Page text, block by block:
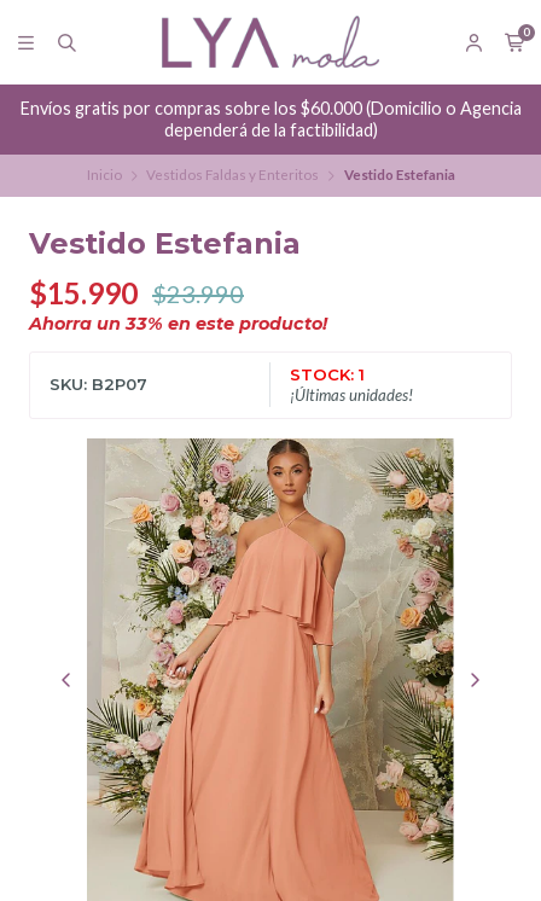
0
Envíos gratis por compras sobre los $60.000 (Domicilio o Agencia
dependerá de la factibilidad)
Inicio Vestidos Faldas y Enteritos Vestido Estefania
Vestido Estefania
$15.990 $23.990
Ahorra un33% en este producto!
SKU: B2P07
STOCK: 1
¡Últimas unidades!